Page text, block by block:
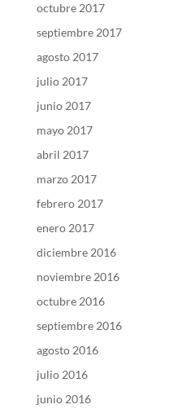
octubre 2017
septiembre 2017
agosto 2017
julio 2017
junio 2017
mayo 2017
abril 2017
marzo 2017
febrero 2017
enero 2017
diciembre 2016
noviembre 2016
octubre 2016
septiembre 2016
agosto 2016
julio 2016
junio 2016